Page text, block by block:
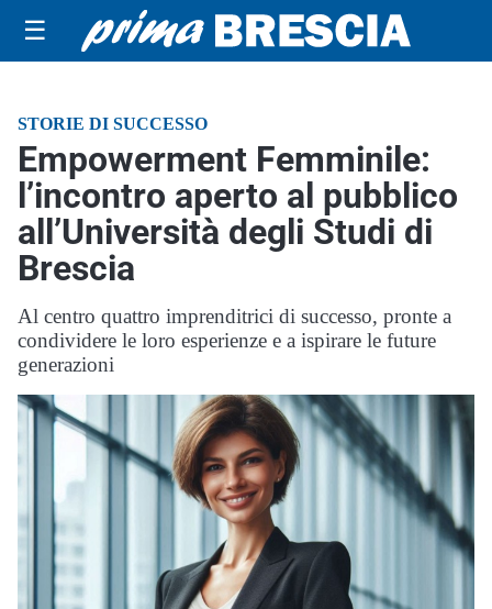
☰
STORIE DI SUCCESSO
Empowerment Femminile:
l’incontro aperto al pubblico
all’Università degli Studi di
Brescia
Al centro quattro imprenditrici di successo, pronte a
condividere le loro esperienze e a ispirare le future
generazioni